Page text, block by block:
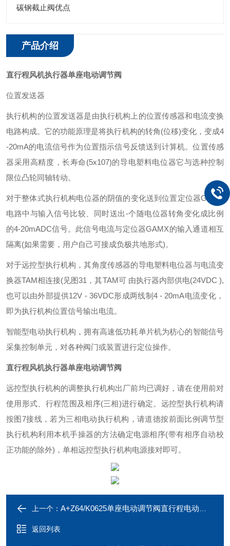
碳钢截止阀优点
产品介绍
直行程风机执行器单座电动调节阀
位置发送器
执行机构的位置发送器是由执行机构上的位置传感器和电流变换
电路构成。它的功能原理是将执行机构的转角(位移)变化，变成4
-20mA的电流信号作为位置指示信号反馈送到计算机。位置传感
器采用高精度，长寿命(5x107)的导电塑料电位器它与选种控制
限位凸轮同轴转动。
对于整体式执行机构电位器的阴值的变化送到位置定位器GAMX
电路中与输入信号比较、同时送出-个随电位器转角变化成比例
的4-20mADC信号。此信号电流与定位器GAMX的输入通道相互
隔离(如果需要，用户自己可接成负极共地形式)。
对于远控型执行机构，其角度传感器的导电塑料电位器与电流变
换器TAM相连接(见图31，其TAM可 由执行器内部供电(24VDC ),
也可以由外部提供12V - 36VDC形成两线制4 - 20mA电流变化，
即为执行机构位置信号输出电流。
智能型电动执行机构，拥有高速低功耗单片机为枋心的智能信号
采集控制单元，对各种阀门或装置进行定位操作。
直行程风机执行器单座电动调节阀
远控型执行机构的调整执行机构出厂前均已调好，请在使用前对
使用形式、行程范围及相序(三相)进行确定。远控型执行机构请
按图7接线，若为三相电动执行机构，请道德按前面比例调节型
执行机构利用本机手操器的方法确定电源相序(带有相序自动校
正功能的除外)，单相远控型执行机构电源接对即可。
上一个： A+Z64/K0625单座电动调节阀直行程电动执行机构
返回列表